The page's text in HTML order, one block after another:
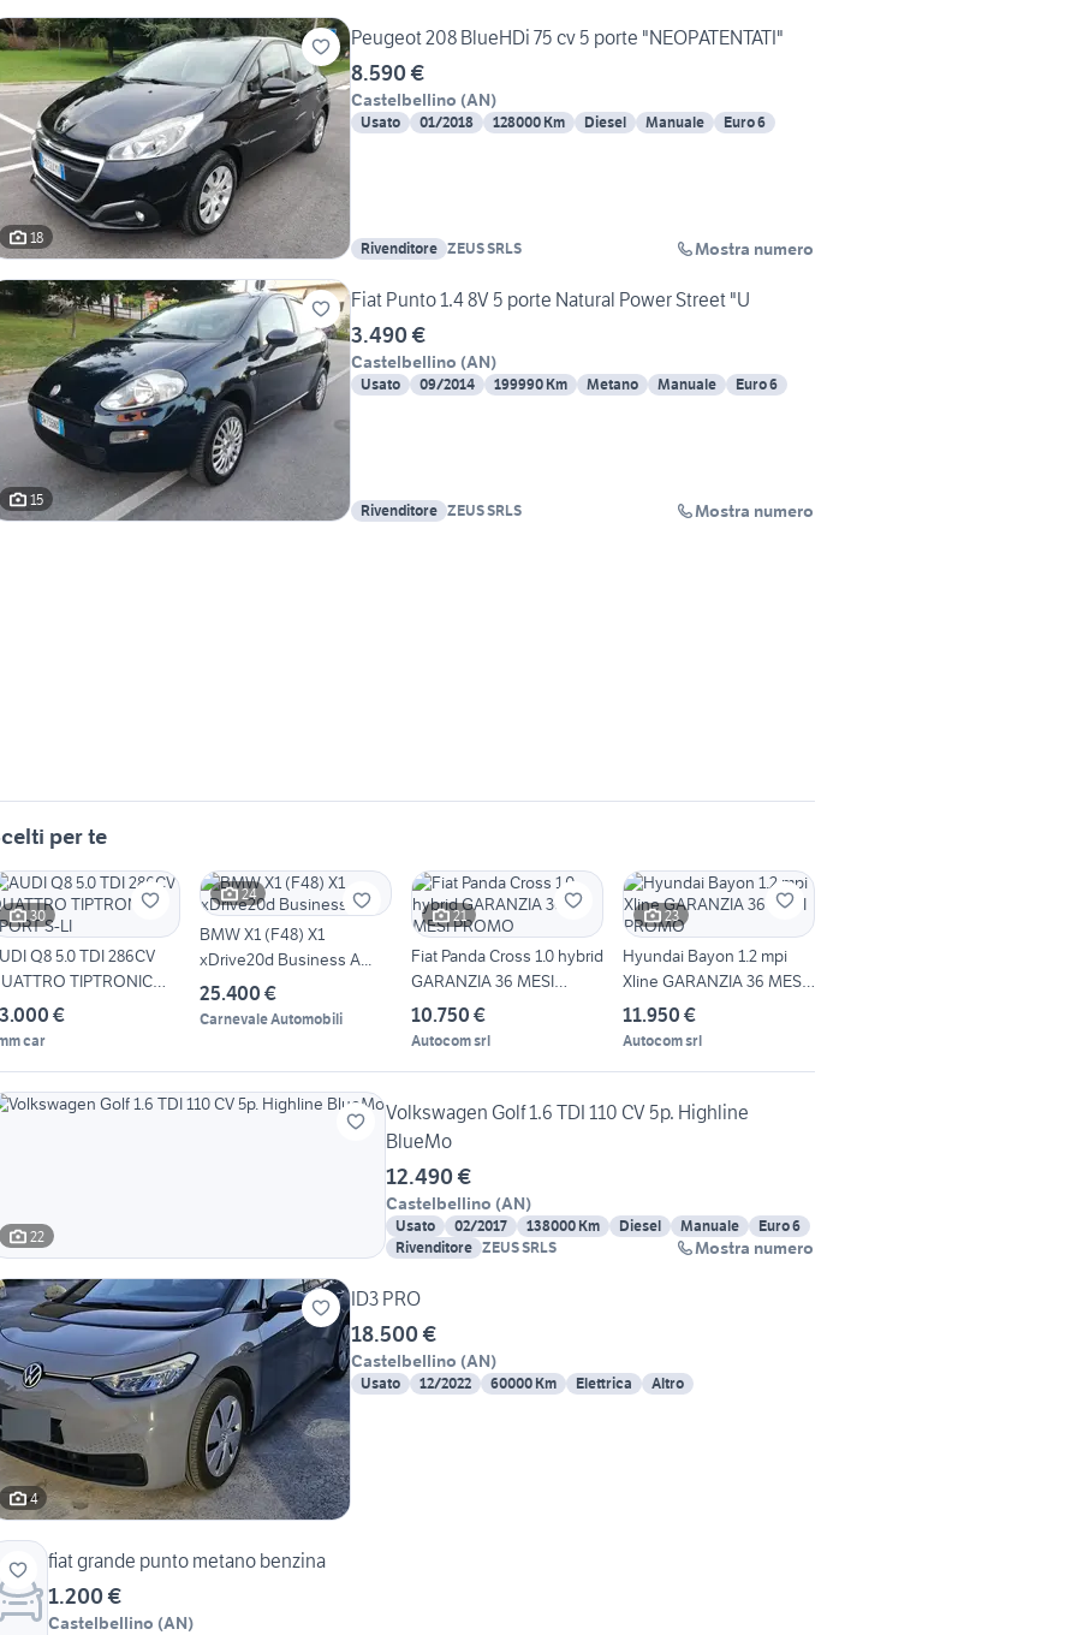
18
Peugeot 208 BlueHDi 75 cv 5 porte "NEOPATENTATI"
8.590 €
Castelbellino (AN)
Usato 01/2018 128000 Km Diesel Manuale Euro 6
Rivenditore ZEUS SRLS Mostra numero
15
Fiat Punto 1.4 8V 5 porte Natural Power Street "U
3.490 €
Castelbellino (AN)
Usato 09/2014 199990 Km Metano Manuale Euro 6
Rivenditore ZEUS SRLS Mostra numero
per te
30
Q8 5.0 TDI 286CV
TIPTRONIC
S-LI
€
car
24
BMW X1 (F48) X1
xDrive20d Business A...
25.400 €
Carnevale Automobili
21
Fiat Panda Cross 1.0 hybrid
GARANZIA 36 MESI
PROMO
10.750 €
Autocom srl
23
Hyundai Bayon 1.2 mpi
Xline GARANZIA 36 MESI
PROMO
11.950 €
Autocom srl
22
Volkswagen Golf 1.6 TDI 110 CV 5p. Highline
BlueMo
12.490 €
Castelbellino (AN)
Usato 02/2017 138000 Km Diesel Manuale
Euro 6
Rivenditore ZEUS SRLS Mostra numero
4
ID3 PRO
18.500 €
Castelbellino (AN)
Usato 12/2022 60000 Km Elettrica Altro
fiat grande punto metano benzina
1.200 €
Castelbellino (AN)